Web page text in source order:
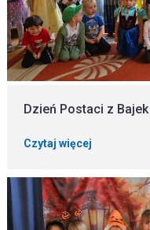
Dzień Postaci z Bajek
Czytaj więcej